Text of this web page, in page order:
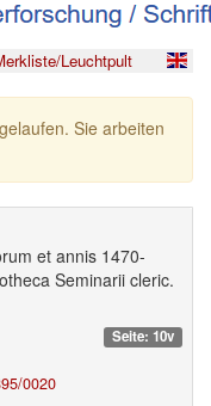
Leuchtpult
Sie arbeiten
et annis 1470-
Seminarii cleric.
Seite: 10v
0020